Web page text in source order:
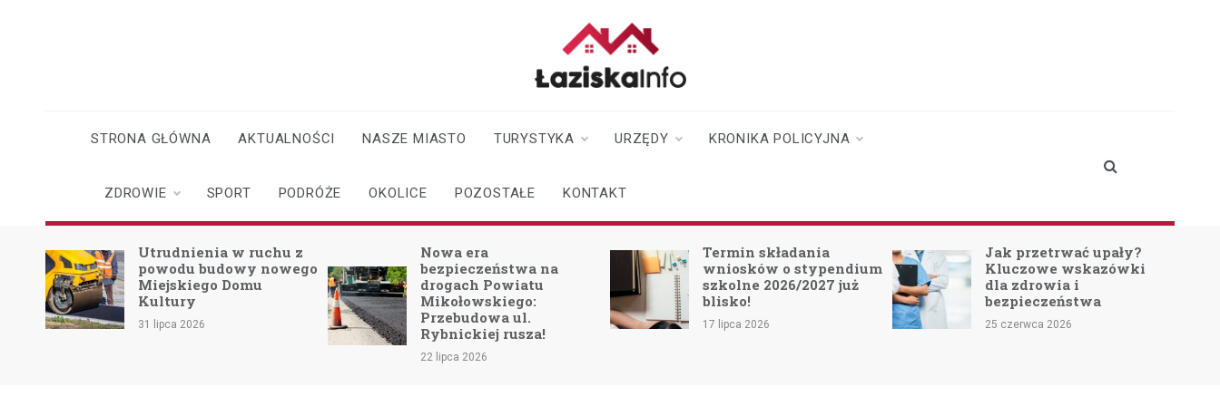
STRONA GŁÓWNA AKTUALNOŚCI NASZE MIASTO TURYSTYKA URZĘDY KRONIKA POLICYJNA
ZDROWIE SPORT PODRÓŻE OKOLICE POZOSTAŁE KONTAKT
Utrudnienia w ruchu z
powodu budowy nowego
Miejskiego Domu
Kultury
31 lipca 2026
Nowa era
bezpieczeństwa na
drogach Powiatu
Mikołowskiego:
Przebudowa ul.
Rybnickiej rusza!
22 lipca 2026
Termin składania
wniosków o stypendium
szkolne 2026/2027 już
blisko!
17 lipca 2026
Jak przetrwać upały?
Kluczowe wskazówki
dla zdrowia i
bezpieczeństwa
25 czerwca 2026